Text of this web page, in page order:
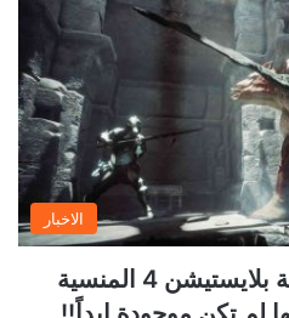
الاخبار
هل تذكرون حصرية بلايستيشن 4 المنسية